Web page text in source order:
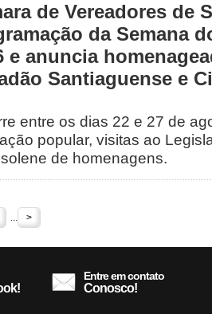
de Vereadores de
da Semana
e anuncia
Santiaguense e
entre os dias 22 e 27 de
popular, visitas ao
de homenagens.
... >
Entre em contato
Conosco!